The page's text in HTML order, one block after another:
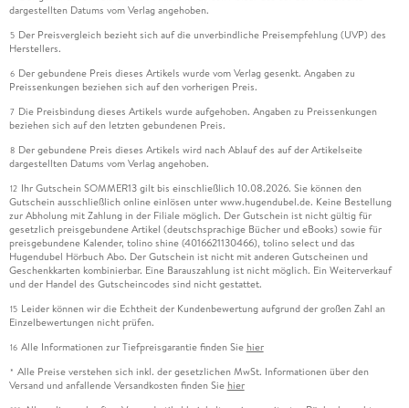
dargestellten Datums vom Verlag angehoben.
5 Der Preisvergleich bezieht sich auf die unverbindliche Preisempfehlung (UVP) des
Herstellers.
6 Der gebundene Preis dieses Artikels wurde vom Verlag gesenkt. Angaben zu
Preissenkungen beziehen sich auf den vorherigen Preis.
7 Die Preisbindung dieses Artikels wurde aufgehoben. Angaben zu Preissenkungen
beziehen sich auf den letzten gebundenen Preis.
8 Der gebundene Preis dieses Artikels wird nach Ablauf des auf der Artikelseite
dargestellten Datums vom Verlag angehoben.
12 Ihr Gutschein SOMMER13 gilt bis einschließlich 10.08.2026. Sie können den
Gutschein ausschließlich online einlösen unter www.hugendubel.de. Keine Bestellung
zur Abholung mit Zahlung in der Filiale möglich. Der Gutschein ist nicht gültig für
gesetzlich preisgebundene Artikel (deutschsprachige Bücher und eBooks) sowie für
preisgebundene Kalender, tolino shine (4016621130466), tolino select und das
Hugendubel Hörbuch Abo. Der Gutschein ist nicht mit anderen Gutscheinen und
Geschenkkarten kombinierbar. Eine Barauszahlung ist nicht möglich. Ein Weiterverkauf
und der Handel des Gutscheincodes sind nicht gestattet.
15 Leider können wir die Echtheit der Kundenbewertung aufgrund der großen Zahl an
Einzelbewertungen nicht prüfen.
16 Alle Informationen zur Tiefpreisgarantie finden Sie hier
* Alle Preise verstehen sich inkl. der gesetzlichen MwSt. Informationen über den
Versand und anfallende Versandkosten finden Sie hier